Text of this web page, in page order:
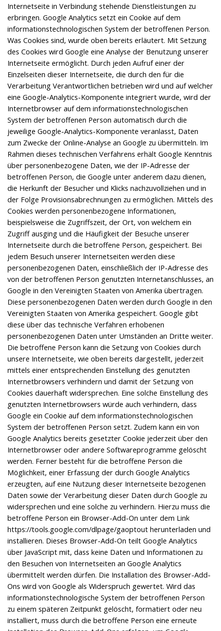
Internetseite in Verbindung stehende Dienstleistungen zu
erbringen. Google Analytics setzt ein Cookie auf dem
informationstechnologischen System der betroffenen Person.
Was Cookies sind, wurde oben bereits erläutert. Mit Setzung
des Cookies wird Google eine Analyse der Benutzung unserer
Internetseite ermöglicht. Durch jeden Aufruf einer der
Einzelseiten dieser Internetseite, die durch den für die
Verarbeitung Verantwortlichen betrieben wird und auf welcher
eine Google-Analytics-Komponente integriert wurde, wird der
Internetbrowser auf dem informationstechnologischen
System der betroffenen Person automatisch durch die
jeweilige Google-Analytics-Komponente veranlasst, Daten
zum Zwecke der Online-Analyse an Google zu übermitteln. Im
Rahmen dieses technischen Verfahrens erhält Google Kenntnis
über personenbezogene Daten, wie der IP-Adresse der
betroffenen Person, die Google unter anderem dazu dienen,
die Herkunft der Besucher und Klicks nachzuvollziehen und in
der Folge Provisionsabrechnungen zu ermöglichen. Mittels des
Cookies werden personenbezogene Informationen,
beispielsweise die Zugriffszeit, der Ort, von welchem ein
Zugriff ausging und die Häufigkeit der Besuche unserer
Internetseite durch die betroffene Person, gespeichert. Bei
jedem Besuch unserer Internetseiten werden diese
personenbezogenen Daten, einschließlich der IP-Adresse des
von der betroffenen Person genutzten Internetanschlusses, an
Google in den Vereinigten Staaten von Amerika übertragen.
Diese personenbezogenen Daten werden durch Google in den
Vereinigten Staaten von Amerika gespeichert. Google gibt
diese über das technische Verfahren erhobenen
personenbezogenen Daten unter Umständen an Dritte weiter.
Die betroffene Person kann die Setzung von Cookies durch
unsere Internetseite, wie oben bereits dargestellt, jederzeit
mittels einer entsprechenden Einstellung des genutzten
Internetbrowsers verhindern und damit der Setzung von
Cookies dauerhaft widersprechen. Eine solche Einstellung des
genutzten Internetbrowsers würde auch verhindern, dass
Google ein Cookie auf dem informationstechnologischen
System der betroffenen Person setzt. Zudem kann ein von
Google Analytics bereits gesetzter Cookie jederzeit über den
Internetbrowser oder andere Softwareprogramme gelöscht
werden. Ferner besteht für die betroffene Person die
Möglichkeit, einer Erfassung der durch Google Analytics
erzeugten, auf eine Nutzung dieser Internetseite bezogenen
Daten sowie der Verarbeitung dieser Daten durch Google zu
widersprechen und eine solche zu verhindern. Hierzu muss die
betroffene Person ein Browser-Add-On unter dem Link
https://tools.google.com/dlpage/gaoptout herunterladen und
installieren. Dieses Browser-Add-On teilt Google Analytics
über JavaScript mit, dass keine Daten und Informationen zu
den Besuchen von Internetseiten an Google Analytics
übermittelt werden dürfen. Die Installation des Browser-Add-
Ons wird von Google als Widerspruch gewertet. Wird das
informationstechnologische System der betroffenen Person
zu einem späteren Zeitpunkt gelöscht, formatiert oder neu
installiert, muss durch die betroffene Person eine erneute